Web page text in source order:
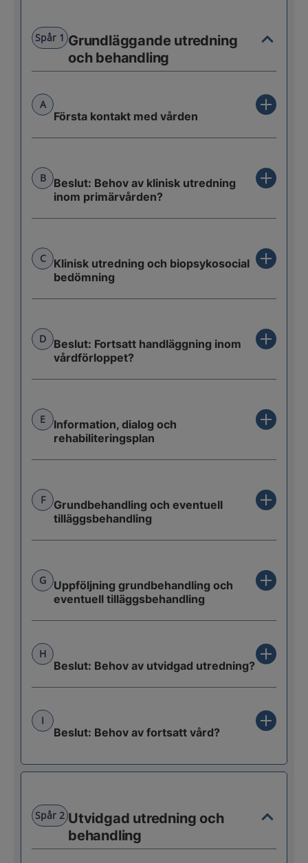
Spår 1 Grundläggande utredning
och behandling
A
Första kontakt med vården
B
Beslut: Behov av klinisk utredning
inom primärvården?
C
Klinisk utredning och biopsykosocial
bedömning
D
Beslut: Fortsatt handläggning inom
vårdförloppet?
E
Information, dialog och
rehabiliteringsplan
F
Grundbehandling och eventuell
tilläggsbehandling
G
Uppföljning grundbehandling och
eventuell tilläggsbehandling
H
Beslut: Behov av utvidgad utredning?
I
Beslut: Behov av fortsatt vård?
Spår 2 Utvidgad utredning och
behandling